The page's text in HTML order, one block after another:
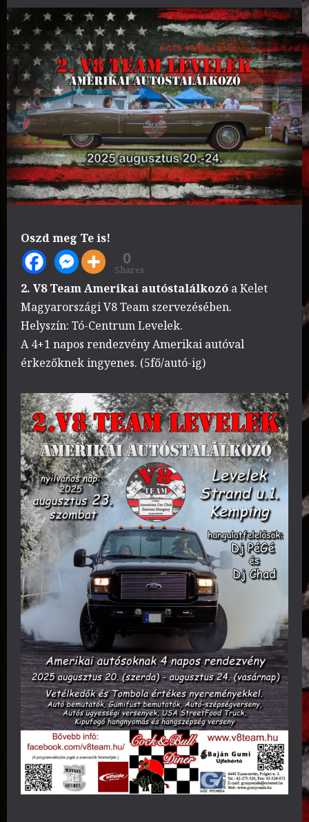
Oszd meg Te is!
0
Shares
2. V8 Team Amerikai autóstalálkozó a Kelet
Magyarországi V8 Team szervezésében.
Helyszín: Tó-Centrum Levelek.
A 4+1 napos rendezvény Amerikai autóval
érkezőknek ingyenes. (5fő/autó-ig)